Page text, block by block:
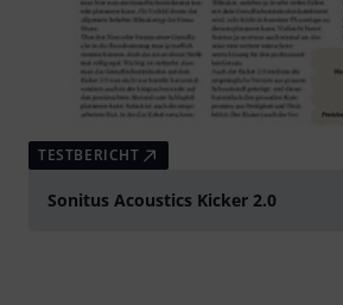
TESTBERICHT
Sonitus Acoustics Kicker 2.0